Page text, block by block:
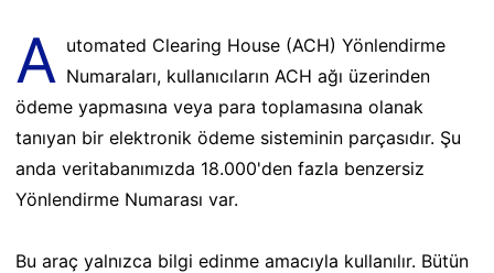
A utomated Clearing House (ACH) Yönlendirme
Numaraları, kullanıcıların ACH ağı üzerinden
ödeme yapmasına veya para toplamasına olanak
tanıyan bir elektronik ödeme sisteminin parçasıdır. Şu
anda veritabanımızda 18.000'den fazla benzersiz
Yönlendirme Numarası var.
Bu araç yalnızca bilgi edinme amacıyla kullanılır. Bütün